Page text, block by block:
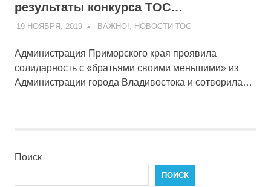
результаты конкурса ТОС…
19 НОЯБРЯ, 2019 ADMIN
ВАЖНО! НОВОСТИ ТОС
Администрация Приморского края проявила
солидарность с «братьями своими меньшими» из
Администрации города Владивостока и сотворила…
Поиск
ПОИСК